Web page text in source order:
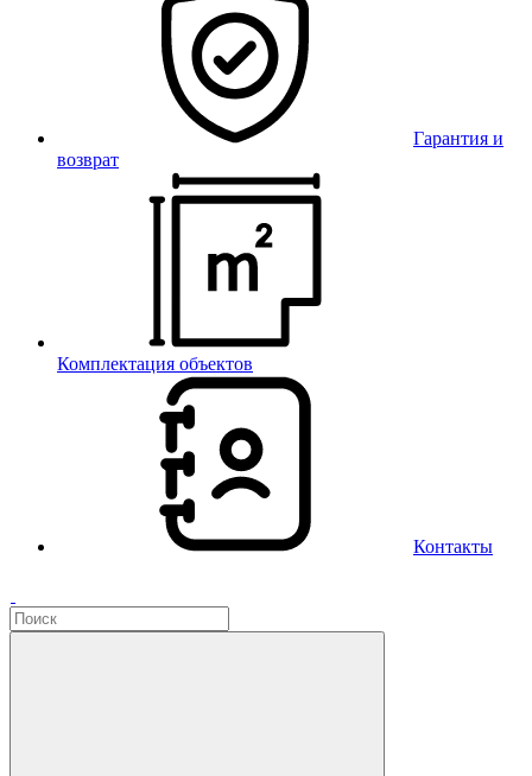
Гарантия и
возврат
Комплектация объектов
Контакты